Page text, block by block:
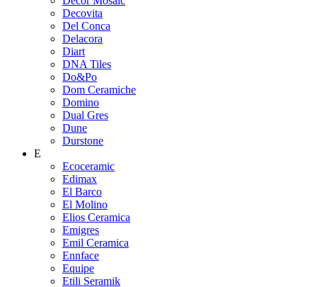
Decovita
Del Conca
Delacora
Diart
DNA Tiles
Do&Po
Dom Ceramiche
Domino
Dual Gres
Dune
Durstone
E
Ecoceramic
Edimax
El Barco
El Molino
Elios Ceramica
Emigres
Emil Ceramica
Ennface
Equipe
Etili Seramik